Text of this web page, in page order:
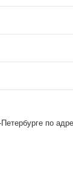
по